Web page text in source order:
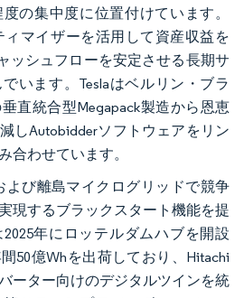
の集中度に位置付けています。
ィマイザーを活用して資産収益を
ッシュフローを安定させる長期サ
います。Teslaはベルリン・ブラ
直統合型Megapack製造から恩恵
しAutobidderソフトウェアをリン
合わせています。
よび離島マイクログリッドで競争
現するブラックスタート機能を提
年にロッテルダムハブを開設
50億Whを出荷しており、Hitachi
ーター向けのデジタルツインを統